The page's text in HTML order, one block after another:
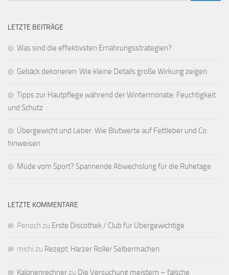
LETZTE BEITRÄGE
Was sind die effektivsten Ernährungsstrategien?
Gebäck dekorieren: Wie kleine Details große Wirkung zeigen
Tipps zur Hautpflege während der Wintermonate: Feuchtigkeit
und Schutz
Übergewicht und Leber: Wie Blutwerte auf Fettleber und Co.
hinweisen
Müde vom Sport? Spannende Abwechslung für die Ruhetage
LETZTE KOMMENTARE
Penoch zu Erste Discothek / Club für Übergewichtige
michi zu Rezept: Harzer Roller Selbermachen
Kalorienrechnerzu Die Versuchung meistern – falsche